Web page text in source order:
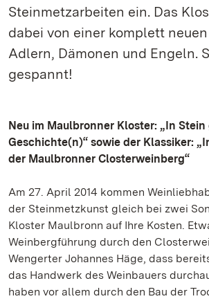
Steinmetzarbeiten ein. Das
dabei von einer komplett
Adlern, Dämonen und Engeln.
gespannt!
Neu im Maulbronner Kloster: „In Stein
Geschichte(n)“ sowie der Klassiker:
der Maulbronner Closterweinberg“
Am 27. April 2014 kommen
der Steinmetzkunst gleich bei zwei
Kloster Maulbronn auf Ihre Kosten.
Weinbergführung durch den
Wengerter Johannes Häge, dass
das Handwerk des Weinbauers
haben vor allem durch den Bau der